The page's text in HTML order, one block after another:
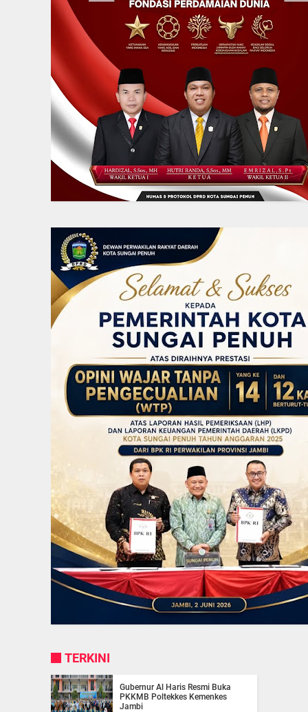
TERKINI
Gubernur Al Haris Resmi Buka
PKKMB Poltekkes Kemenkes
Jambi